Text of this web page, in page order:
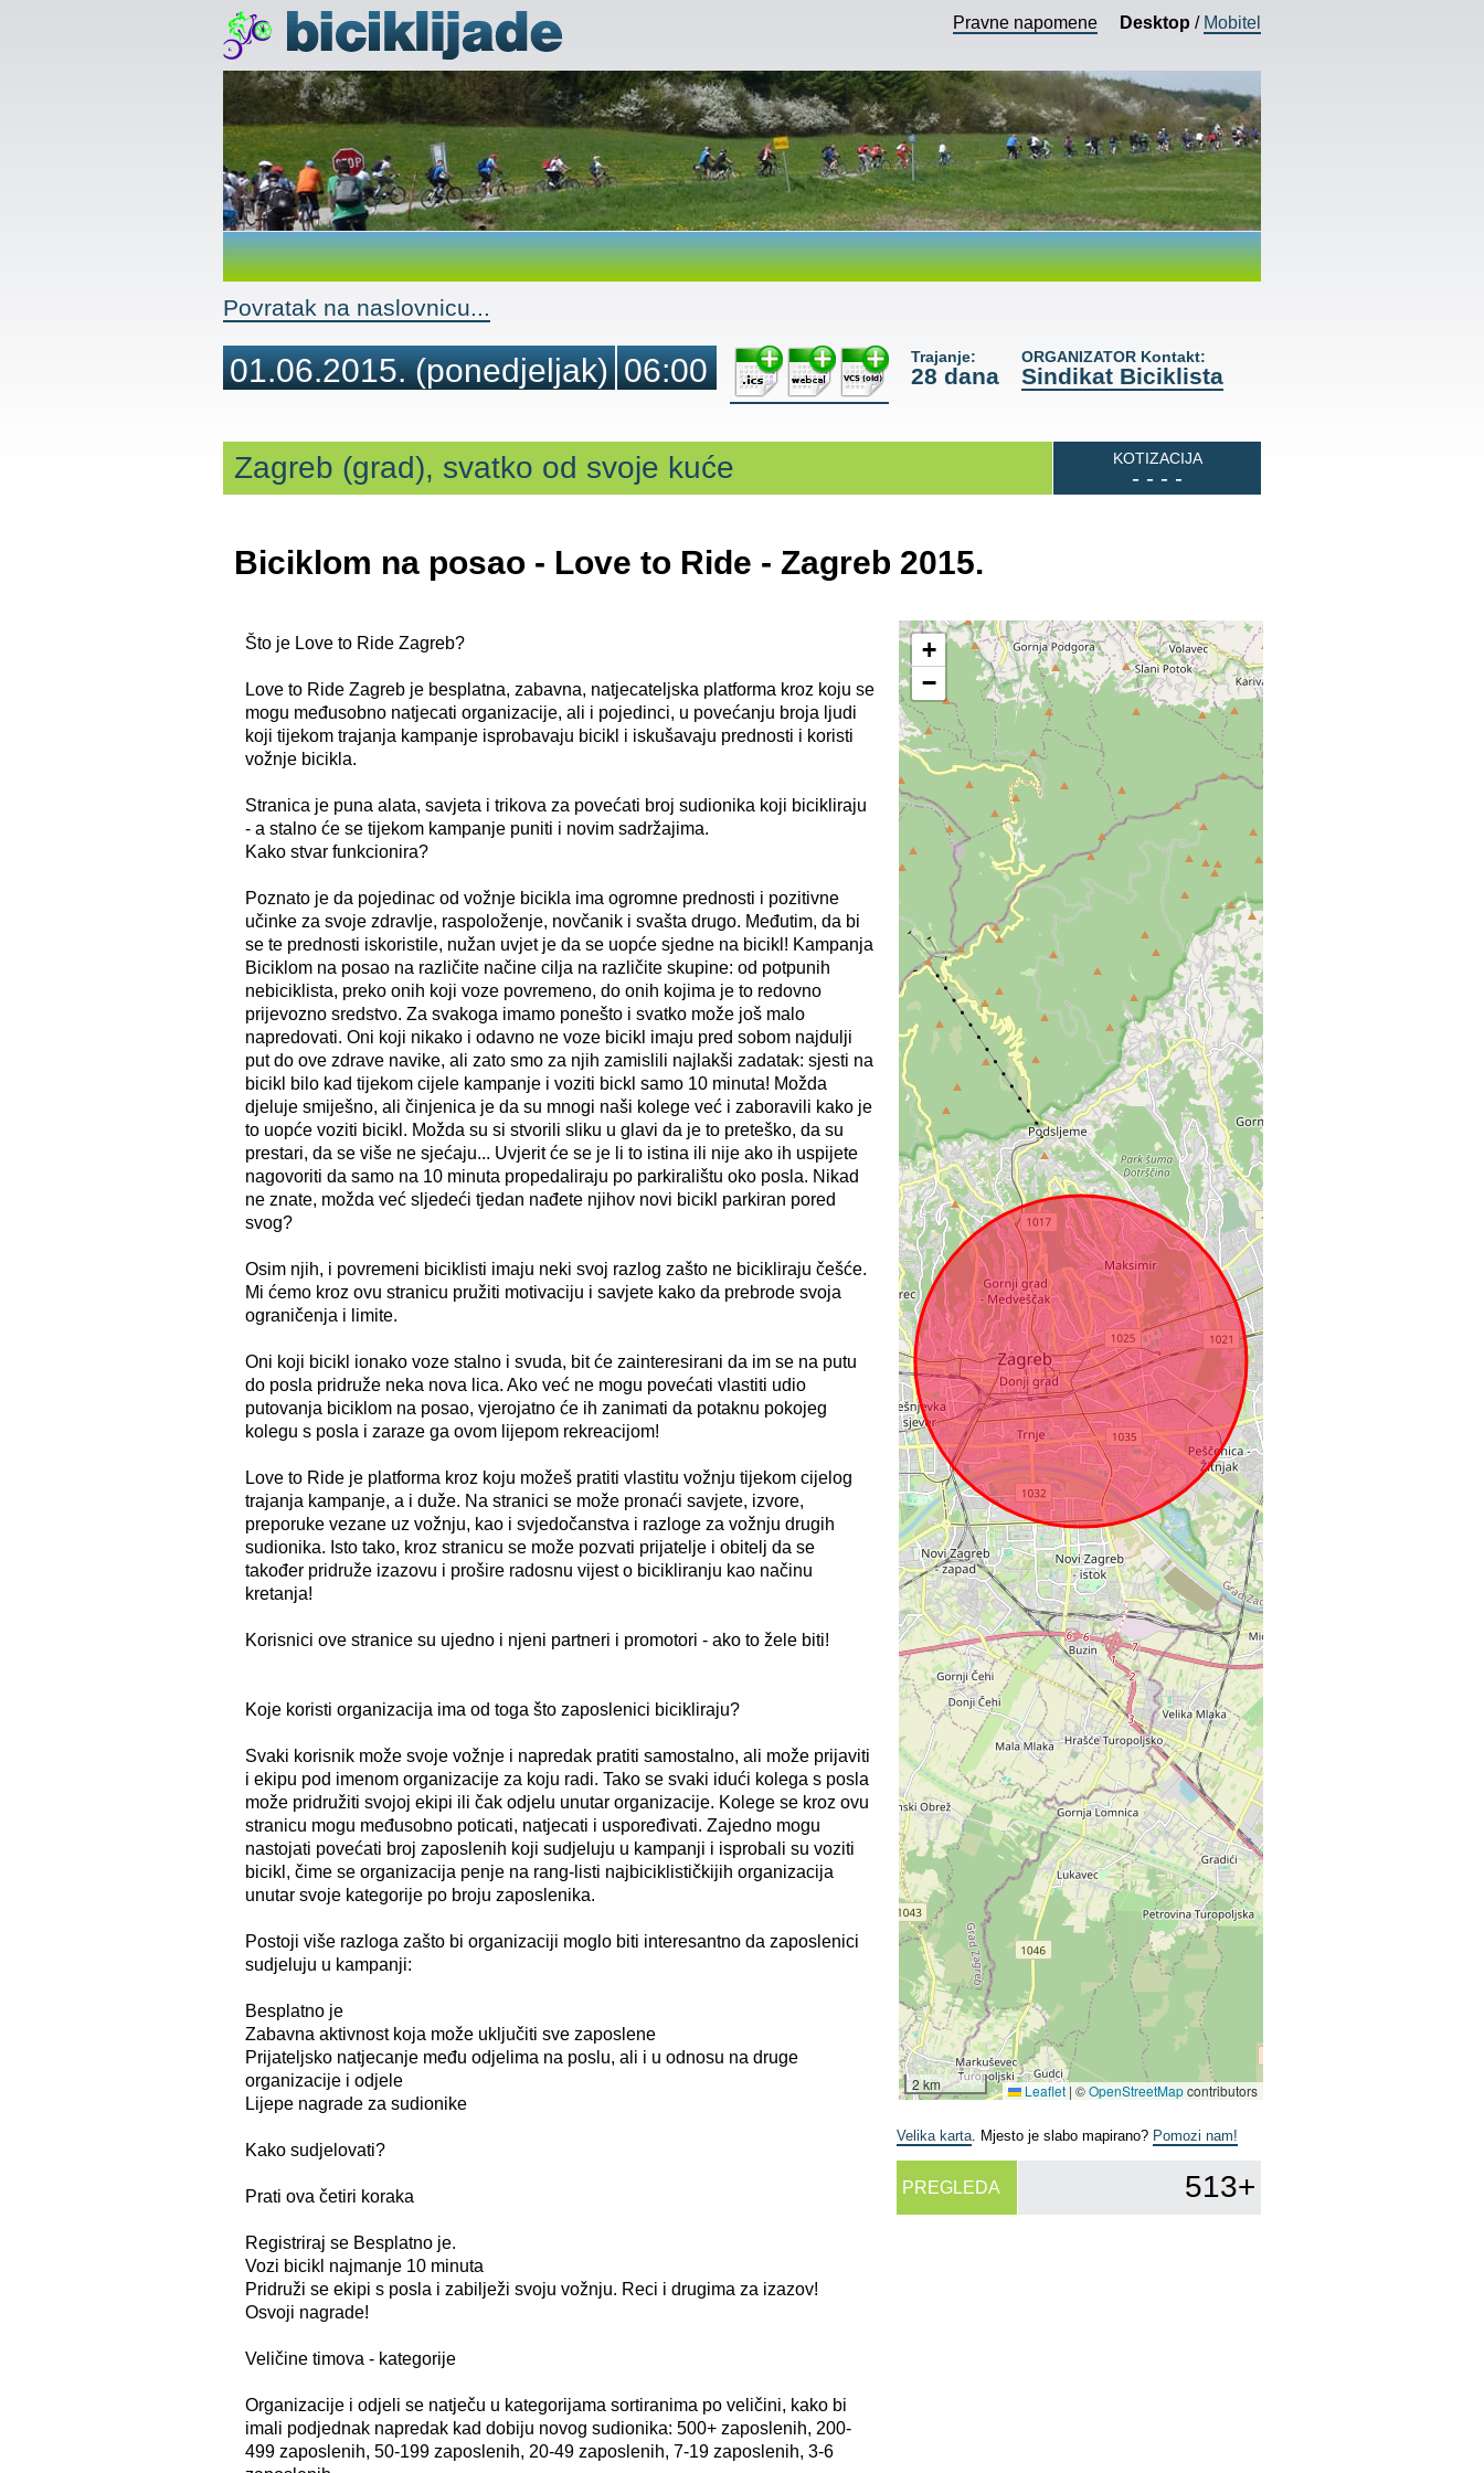
Pravne napomene Desktop / Mobitel
Povratak na naslovnicu...
01.06.2015.(ponedjeljak) 06:00 Trajanje:
28 dana
ORGANIZATOR Kontakt:
Sindikat Biciklista
Zagreb (grad), svatko od svoje kuće KOTIZACIJA
- - - -
Biciklom na posao - Love to Ride - Zagreb 2015.
Što je Love to Ride Zagreb?
Love to Ride Zagreb je besplatna, zabavna, natjecateljska platforma kroz koju se
mogu međusobno natjecati organizacije, ali i pojedinci, u povećanju broja ljudi
koji tijekom trajanja kampanje isprobavaju bicikl i iskušavaju prednosti i koristi
vožnje bicikla.
Stranica je puna alata, savjeta i trikova za povećati broj sudionika koji bicikliraju
- a stalno će se tijekom kampanje puniti i novim sadržajima.
Kako stvar funkcionira?
Poznato je da pojedinac od vožnje bicikla ima ogromne prednosti i pozitivne
učinke za svoje zdravlje, raspoloženje, novčanik i svašta drugo. Međutim, da bi
se te prednosti iskoristile, nužan uvjet je da se uopće sjedne na bicikl! Kampanja
Biciklom na posao na različite načine cilja na različite skupine: od potpunih
nebiciklista, preko onih koji voze povremeno, do onih kojima je to redovno
prijevozno sredstvo. Za svakoga imamo ponešto i svatko može još malo
napredovati. Oni koji nikako i odavno ne voze bicikl imaju pred sobom najdulji
put do ove zdrave navike, ali zato smo za njih zamislili najlakši zadatak: sjesti na
bicikl bilo kad tijekom cijele kampanje i voziti bickl samo 10 minuta! Možda
djeluje smiješno, ali činjenica je da su mnogi naši kolege već i zaboravili kako je
to uopće voziti bicikl. Možda su si stvorili sliku u glavi da je to preteško, da su
prestari, da se više ne sjećaju... Uvjerit će se je li to istina ili nije ako ih uspijete
nagovoriti da samo na 10 minuta propedaliraju po parkiralištu oko posla. Nikad
ne znate, možda već sljedeći tjedan nađete njihov novi bicikl parkiran pored
svog?
Osim njih, i povremeni biciklisti imaju neki svoj razlog zašto ne bicikliraju češće.
Mi ćemo kroz ovu stranicu pružiti motivaciju i savjete kako da prebrode svoja
ograničenja i limite.
Oni koji bicikl ionako voze stalno i svuda, bit će zainteresirani da im se na putu
do posla pridruže neka nova lica. Ako već ne mogu povećati vlastiti udio
putovanja biciklom na posao, vjerojatno će ih zanimati da potaknu pokojeg
kolegu s posla i zaraze ga ovom lijepom rekreacijom!
Love to Ride je platforma kroz koju možeš pratiti vlastitu vožnju tijekom cijelog
trajanja kampanje, a i duže. Na stranici se može pronaći savjete, izvore,
preporuke vezane uz vožnju, kao i svjedočanstva i razloge za vožnju drugih
sudionika. Isto tako, kroz stranicu se može pozvati prijatelje i obitelj da se
također pridruže izazovu i prošire radosnu vijest o bicikliranju kao načinu
kretanja!
Korisnici ove stranice su ujedno i njeni partneri i promotori - ako to žele biti!
Koje koristi organizacija ima od toga što zaposlenici bicikliraju?
Svaki korisnik može svoje vožnje i napredak pratiti samostalno, ali može prijaviti
i ekipu pod imenom organizacije za koju radi. Tako se svaki idući kolega s posla
može pridružiti svojoj ekipi ili čak odjelu unutar organizacije. Kolege se kroz ovu
stranicu mogu međusobno poticati, natjecati i uspoređivati. Zajedno mogu
nastojati povećati broj zaposlenih koji sudjeluju u kampanji i isprobali su voziti
bicikl, čime se organizacija penje na rang-listi najbiciklističkijih organizacija
unutar svoje kategorije po broju zaposlenika.
Postoji više razloga zašto bi organizaciji moglo biti interesantno da zaposlenici
sudjeluju u kampanji:
Besplatno je
Zabavna aktivnost koja može uključiti sve zaposlene
Prijateljsko natjecanje među odjelima na poslu, ali i u odnosu na druge
organizacije i odjele
Lijepe nagrade za sudionike
Kako sudjelovati?
Prati ova četiri koraka
Registriraj se Besplatno je.
Vozi bicikl najmanje 10 minuta
Pridruži se ekipi s posla i zabilježi svoju vožnju. Reci i drugima za izazov!
Osvoji nagrade!
Veličine timova - kategorije
Organizacije i odjeli se natječu u kategorijama sortiranima po veličini, kako bi
imali podjednak napredak kad dobiju novog sudionika: 500+ zaposlenih, 200-
499 zaposlenih, 50-199 zaposlenih, 20-49 zaposlenih, 7-19 zaposlenih, 3-6
+
−
2 km Leaflet | ©OpenStreetMapcontributors
Velika karta. Mjesto je slabo mapirano? Pomozi nam!
PREGLEDA 513+